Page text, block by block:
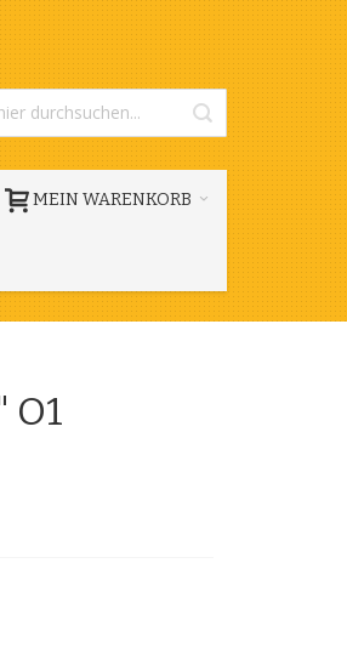
MEIN WARENKORB